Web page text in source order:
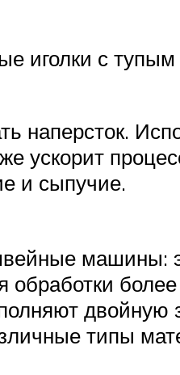
иголки с тупым
наперсток.
ускорит
и сыпучие.
машины:
обработки
двойную
типы